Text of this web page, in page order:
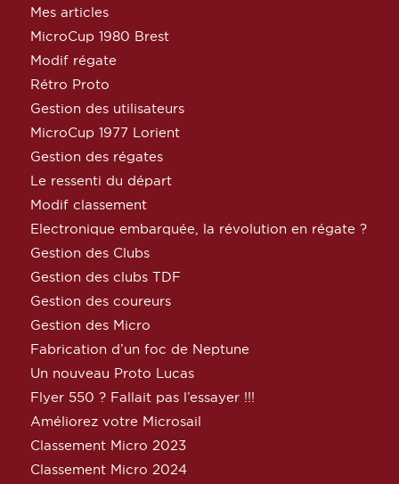
Mes articles
MicroCup 1980 Brest
Modif régate
Rétro Proto
Gestion des utilisateurs
MicroCup 1977 Lorient
Gestion des régates
Le ressenti du départ
Modif classement
Electronique embarquée, la révolution en régate ?
Gestion des Clubs
Gestion des clubs TDF
Gestion des coureurs
Gestion des Micro
Fabrication d’un foc de Neptune
Un nouveau Proto Lucas
Flyer 550 ? Fallait pas l’essayer !!!
Améliorez votre Microsail
Classement Micro 2023
Classement Micro 2024